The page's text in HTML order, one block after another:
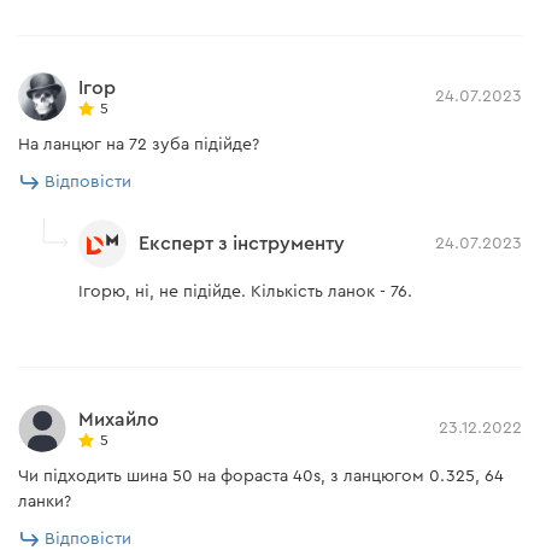
Ігор
5
24.07.2023
На ланцюг на 72 зуба підійде?
Відповісти
Експерт з інструменту 24.07.2023
Ігорю, ні, не підійде. Кількість ланок - 76.
Михайло
5
23.12.2022
Чи підходить шина 50 на фораста 40s, з ланцюгом 0.325, 64
ланки?
Відповісти